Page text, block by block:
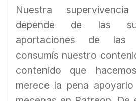
Nuestra
depende de las
aportaciones de las
consumís nuestro
contenido que
merece la pena